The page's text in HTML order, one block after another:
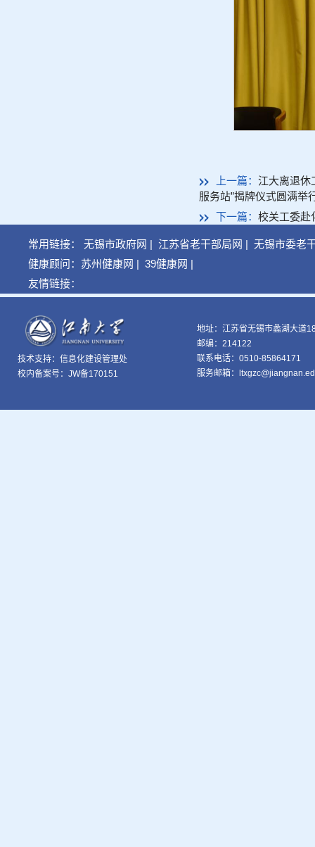
上一篇： 江大离退休
服务站”揭牌仪式圆满举
下一篇： 校关工委赴
常用链接： 无锡市政府网 | 江苏省老干部局网 | 无锡市委老
健康顾问： 苏州健康网 | 39健康网 |
友情链接：
技术支持： 信息化建设管理处
校内备案号：JW备170151
地址：江苏省无锡市蠡湖大道
邮编：214122
联系电话：0510-85864171
服务邮箱：